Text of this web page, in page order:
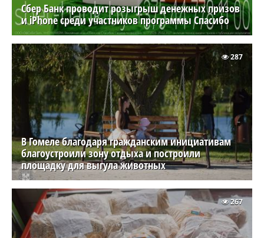
Сбер Банк проводит розыгрыш денежных призов
и iPhone среди участников программы Спасибо
В Гомеле благодаря гражданским инициативам
благоустроили зону отдыха и построили
площадку для выгула животных
287
267